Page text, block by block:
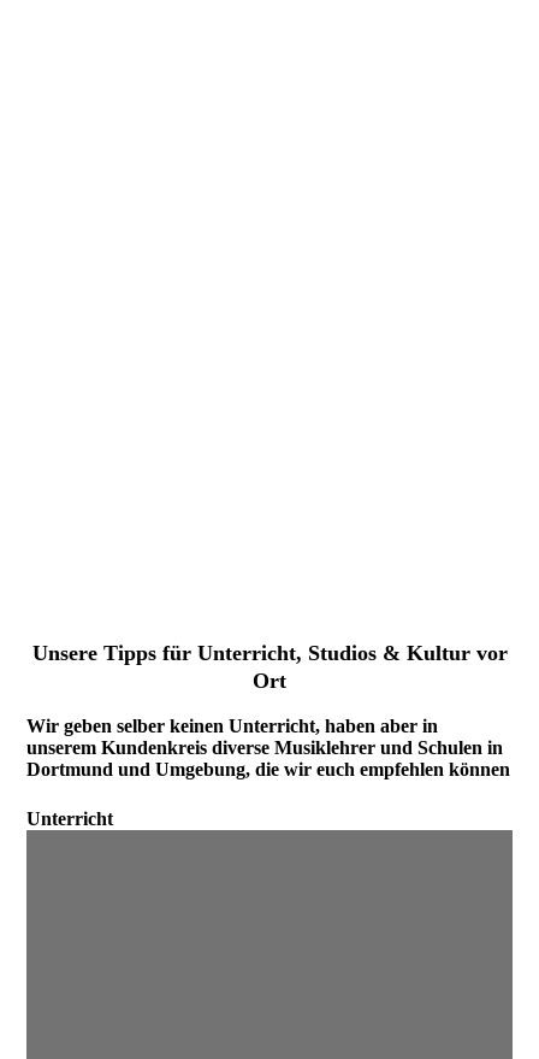
Unsere Tipps für Unterricht, Studios & Kultur vor
Ort
Wir geben selber keinen Unterricht, haben aber in
unserem Kundenkreis diverse Musiklehrer und Schulen in
Dortmund und Umgebung, die wir euch empfehlen können
Unterricht